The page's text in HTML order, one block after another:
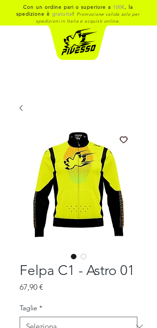
Con un ordine pari o superiore a 100€, la
spedizione ègratuita! Promozione valida solo per
spedizioni in Italia e acquisti online.
Felpa C1 - Astro 01
67,90 €
Taglie *